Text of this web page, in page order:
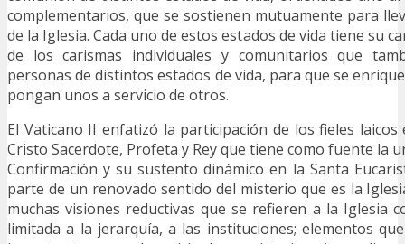
complementarios, que se sostienen mutuamente para
de la Iglesia. Cada uno de estos estados de vida tiene su
de los carismas individuales y comunitarios que
personas de distintos estados de vida, para que se
pongan unos a servicio de otros.
El Vaticano II enfatizó la participación de los fieles
Cristo Sacerdote, Profeta y Rey que tiene como fuente la
Confirmación y su sustento dinámico en la Santa
parte de un renovado sentido del misterio que es la
muchas visiones reductivas que se refieren a la Iglesia
limitada a la jerarquía, a las instituciones; elementos